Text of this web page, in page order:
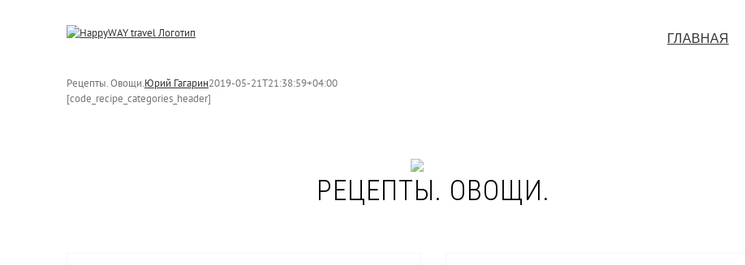
ГЛАВНАЯ
Рецепты. Овощи.Юрий Гагарин2019-05-21T21:38:59+04:00
[code_recipe_categories_header]
РЕЦЕПТЫ. ОВОЩИ.